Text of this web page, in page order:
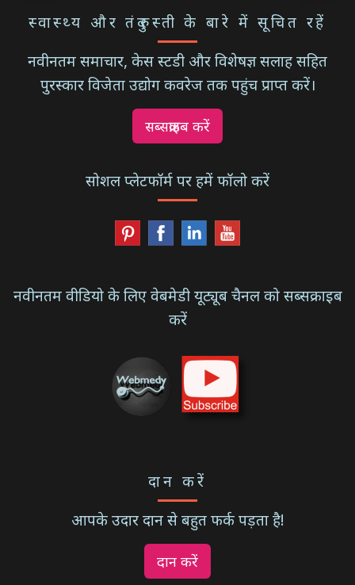
स्वास्थ्य और तंदुरुस्ती के बारे में सूचित रहें
नवीनतम समाचार, केस स्टडी और विशेषज्ञ सलाह सहित
पुरस्कार विजेता उद्योग कवरेज तक पहुंच प्राप्त करें।
सब्सक्राइब करें
सोशल प्लेटफॉर्म पर हमें फॉलो करें
नवीनतम वीडियो के लिए वेबमेडी यूट्यूब चैनल को सब्सक्राइब
करें
दान करें
आपके उदार दान से बहुत फर्क पड़ता है!
दान करें